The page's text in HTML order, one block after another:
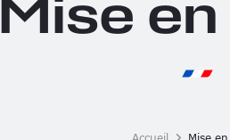
Mise
Accueil Mise